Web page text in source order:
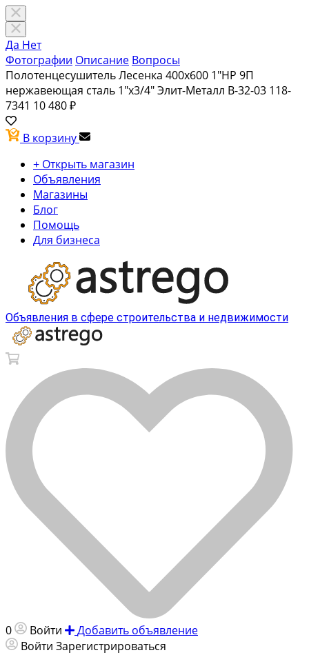
Да Нет
Фотографии Описание Вопросы
Полотенцесушитель Лесенка 400х600 1"НР 9П
нержавеющая сталь 1"х3/4" Элит-Металл В-32-03 118-
7341 10 480 ₽
В корзину
+ Открыть магазин
Объявления
Магазины
Блог
Помощь
Для бизнеса
Объявления в сфере строительства и недвижимости
0 Войти
Добавить объявление
Войти Зарегистрироваться